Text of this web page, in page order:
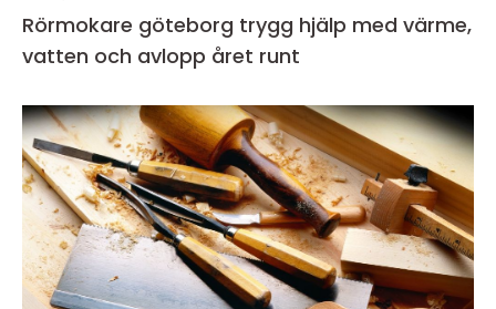
Rörmokare göteborg trygg hjälp med värme,
vatten och avlopp året runt